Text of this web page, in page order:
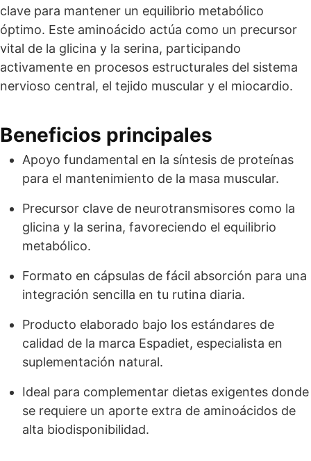
clave para mantener un equilibrio metabólico
óptimo. Este aminoácido actúa como un precursor
vital de la glicina y la serina, participando
activamente en procesos estructurales del sistema
nervioso central, el tejido muscular y el miocardio.
Beneficios principales
Apoyo fundamental en la síntesis de proteínas
para el mantenimiento de la masa muscular.
Precursor clave de neurotransmisores como la
glicina y la serina, favoreciendo el equilibrio
metabólico.
Formato en cápsulas de fácil absorción para una
integración sencilla en tu rutina diaria.
Producto elaborado bajo los estándares de
calidad de la marca Espadiet, especialista en
suplementación natural.
Ideal para complementar dietas exigentes donde
se requiere un aporte extra de aminoácidos de
alta biodisponibilidad.